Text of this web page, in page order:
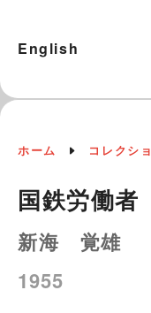
English
ホーム コレクシ
国鉄労働者
新海 覚雄
1955